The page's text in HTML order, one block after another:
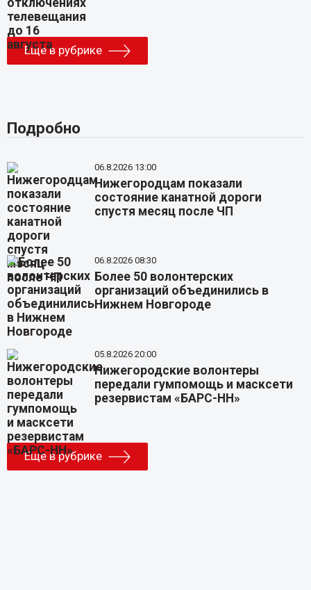
Еще в рубрике
Подробно
06.8.2026 13:00
Нижегородцам показали
состояние канатной дороги
спустя месяц после ЧП
06.8.2026 08:30
Более 50 волонтерских
организаций объединились в
Нижнем Новгороде
05.8.2026 20:00
Нижегородские волонтеры
передали гумпомощь и масксети
резервистам «БАРС-НН»
Еще в рубрике